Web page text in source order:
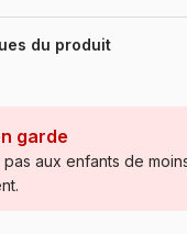
Alpine Fun de la
et de l'artiste
produit à base de bois
la gestion
du produit
garde
aux enfants de